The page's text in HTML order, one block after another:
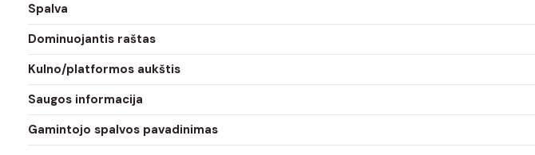
Spalva
Dominuojantis raštas
Kulno/platformos aukštis
Saugos informacija
Gamintojo spalvos pavadinimas